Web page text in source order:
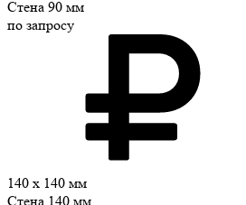
Стена 90 мм
по запросу
140 x 140 мм
Стена 140 мм